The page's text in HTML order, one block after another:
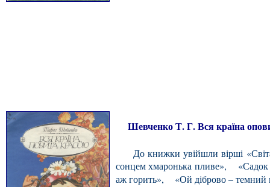
Шевченко Т. Г. Вся країна
До книжки увійшли вірші
сонцем хмаронька пливе»,
аж горить», «Ой діброво – темний